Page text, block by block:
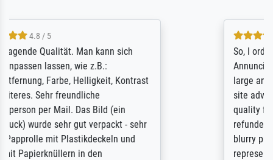
So, I ordered a large print of The
Annunciation by Fra Angelico from a very
large and popular American "art/poster"
site advertising giclee print quality. The
quality for a large print was atrocious. They
refunded me when I sent pictures of the
blurry print vs. a Wikipedia commons
representation. They stated they couldn't